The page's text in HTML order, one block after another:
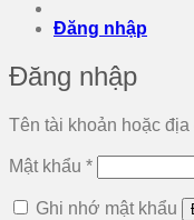
Đăng nhập
Đăng nhập
Tên tài khoản hoặc địa
Mật khẩu *Bắt
buộc
Ghi nhớ mật khẩu